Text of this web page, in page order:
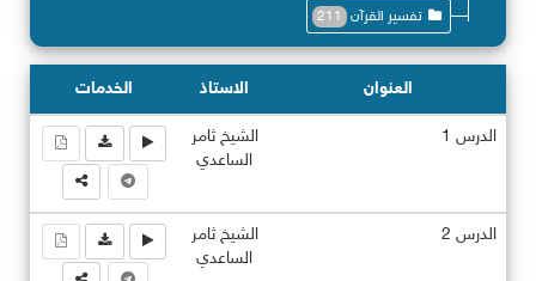
تفسير القرآن 211
العنوان الاستاذ الخدمات
الدرس 1
الشيخ ثامر
الساعدي
الدرس 2
الشيخ ثامر
الساعدي